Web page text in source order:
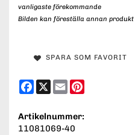
vanligaste förekommande
Bilden kan föreställa annan
SPARA SOM FAVORIT
Facebook
X Email
Artikelnummer:
11081069-40